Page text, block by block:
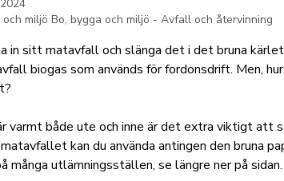
miljö Bo, bygga och miljö - Avfall och återvinning
in sitt matavfall och slänga det i det bruna
biogas som används för fordonsdrift. Men,
varmt både ute och inne är det extra viktigt
kan du använda antingen den bruna
många utlämningsställen, se längre ner på sidan.